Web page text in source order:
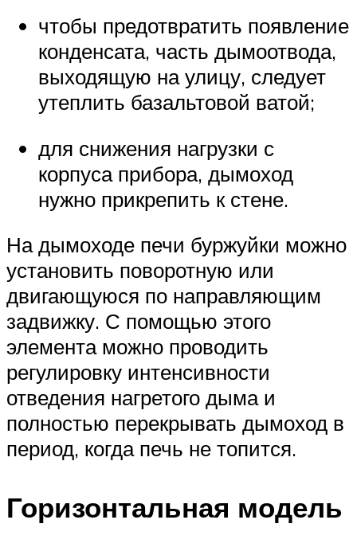
чтобы предотвратить появление
конденсата, часть дымоотвода,
выходящую на улицу, следует
утеплить базальтовой ватой;
для снижения нагрузки с
корпуса прибора, дымоход
нужно прикрепить к стене.
На дымоходе печи буржуйки можно
установить поворотную или
двигающуюся по направляющим
задвижку. С помощью этого
элемента можно проводить
регулировку интенсивности
отведения нагретого дыма и
полностью перекрывать дымоход в
период, когда печь не топится.
Горизонтальная модель